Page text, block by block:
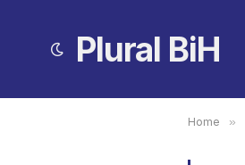
Plural BiH
Home »